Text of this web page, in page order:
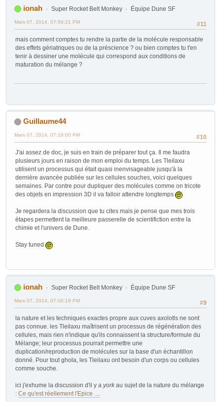
ionah Super Rocket Belt Monkey Équipe Dune SF
#11
Mars 07, 2014, 07:56:21 PM
mais comment comptes tu rendre la partie de la molécule responsable
des effets gériatriques ou de la préscience ? ou bien comptes tu t'en
tenir à dessiner une molécule qui correspond aux conditions de
maturation du mélange ?
Guillaume44
#10
Mars 07, 2014, 07:16:00 PM
J'ai assez de doc, je suis en train de préparer tout ça. Il me faudra
plusieurs jours en raison de mon emploi du temps. Les Tleilaxu
utilisent un processus qui était quasi inenvisageable jusqu'à la
dernière avancée publiée sur les cellules souches, voici quelques
semaines. Par contre pour dupliquer des molécules comme on tricote
des objets en impression 3D il va falloir attendre longtemps
Je regardera la discussion que tu cites mais je pense que mes trois
étapes permettent la meilleure passerelle de scientifiction entre la
chimie et l'univers de Dune.
Stay tuned
ionah Super Rocket Belt Monkey Équipe Dune SF
#9
Mars 07, 2014, 07:00:19 PM
la nature et les techniques exactes propre aux cuves axolotls ne sont
pas connue. les Tleilaxu maîtrisent un processus de régénération des
cellules, mais rien n'indique qu'ils connaissent la structure/formule du
Mélange; leur processus pourrait permettre une
duplication/reproduction de molécules sur la base d'un échantillon
donné. Pour tout ghola, les Tleilaxu ont besoin d'un corps ou cellules
comme souche.
ici j'exhume la discussion d'il y a york au sujet de la nature du mélange
: Ce qu'est réellement l'Epice ....